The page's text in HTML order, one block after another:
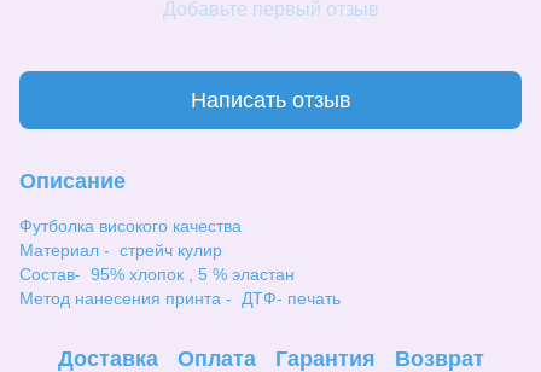
Добавьте первый отзыв
Написать отзыв
Описание
Футболка високого качества
Материал - стрейч кулир
Состав- 95% хлопок , 5 % эластан
Метод нанесения принта - ДТФ- печать
Доставка Оплата Гарантия Возврат